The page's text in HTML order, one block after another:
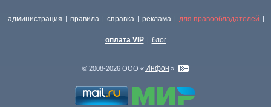
администрация | правила | справка | реклама | для правообладателей |
оплата VIP | блог
© 2008-2026 ООО « Инфон »